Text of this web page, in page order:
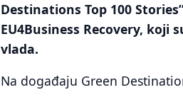
Destinations Top 100
EU4Business Recovery,
vlada.
Na događaju Green